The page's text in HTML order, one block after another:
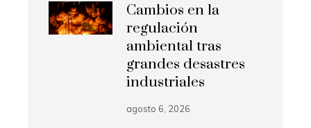
Cambios en la
regulación
ambiental tras
grandes desastres
industriales
agosto 6, 2026